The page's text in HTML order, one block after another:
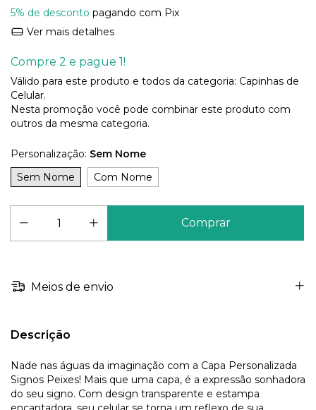
5% de desconto pagando com Pix
Ver mais detalhes
Compre 2 e pague 1!
Válido para este produto e todos da categoria: Capinhas de
Celular.
Nesta promoção você pode combinar este produto com
outros da mesma categoria.
Personalização: Sem Nome
Sem Nome
Com Nome
Meios de envio
Descrição
Nade nas águas da imaginação com a Capa Personalizada
Signos Peixes! Mais que uma capa, é a expressão sonhadora
do seu signo. Com design transparente e estampa